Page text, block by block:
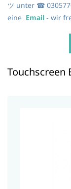
ツ unter ☎
eine Email - wir
Touchscreen